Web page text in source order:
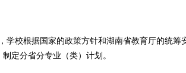
校根据国家的政策方针和湖南省教育厅的统筹
定分省分专业（类）计划。